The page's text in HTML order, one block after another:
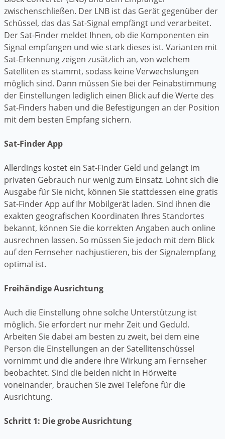
zwischenschließen. Der LNB ist das Gerät gegenüber der
Schüssel, das das Sat-Signal empfängt und verarbeitet.
Der Sat-Finder meldet Ihnen, ob die Komponenten ein
Signal empfangen und wie stark dieses ist. Varianten mit
Sat-Erkennung zeigen zusätzlich an, von welchem
Satelliten es stammt, sodass keine Verwechslungen
möglich sind. Dann müssen Sie bei der Feinabstimmung
der Einstellungen lediglich einen Blick auf die Werte des
Sat-Finders haben und die Befestigungen an der Position
mit dem besten Empfang sichern.
Sat-Finder App
Allerdings kostet ein Sat-Finder Geld und gelangt im
privaten Gebrauch nur wenig zum Einsatz. Lohnt sich die
Ausgabe für Sie nicht, können Sie stattdessen eine gratis
Sat-Finder App auf Ihr Mobilgerät laden. Sind ihnen die
exakten geografischen Koordinaten Ihres Standortes
bekannt, können Sie die korrekten Angaben auch online
ausrechnen lassen. So müssen Sie jedoch mit dem Blick
auf den Fernseher nachjustieren, bis der Signalempfang
optimal ist.
Freihändige Ausrichtung
Auch die Einstellung ohne solche Unterstützung ist
möglich. Sie erfordert nur mehr Zeit und Geduld.
Arbeiten Sie dabei am besten zu zweit, bei dem eine
Person die Einstellungen an der Satellitenschüssel
vornimmt und die andere ihre Wirkung am Fernseher
beobachtet. Sind die beiden nicht in Hörweite
voneinander, brauchen Sie zwei Telefone für die
Ausrichtung.
Schritt 1: Die grobe Ausrichtung